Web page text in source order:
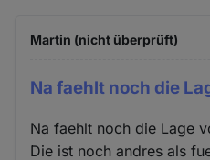
Martin (nicht überprüft)
Na faehlt noch die
Na faehlt noch die Lage
Die ist noch andres als